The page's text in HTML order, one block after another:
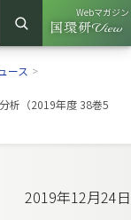
サイト内検索
検索
Webマガジン
（別ウイ
ース >
析（2019年度 38巻5
2019年12月24日